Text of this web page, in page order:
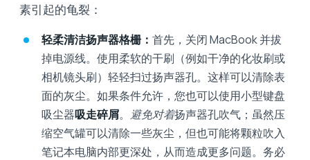
素引起的龟裂：
轻柔清洁扬声器格栅： 首先，关闭 MacBook 并拔
掉电源线。使用柔软的干刷（例如干净的化妆刷或
相机镜头刷）轻轻扫过扬声器孔。这样可以清除表
面的灰尘。如果条件允许，您也可以使用小型键盘
吸尘器吸走碎屑。 避免对着扬声器孔吹气；虽然压
缩空气罐可以清除一些灰尘，但也可能将颗粒吹入
笔记本电脑内部更深处，从而造成更多问题。务必